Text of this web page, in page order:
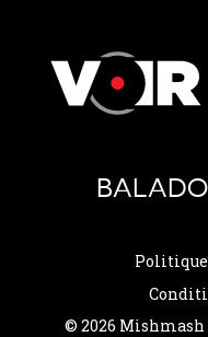
© 2026 Mishmash